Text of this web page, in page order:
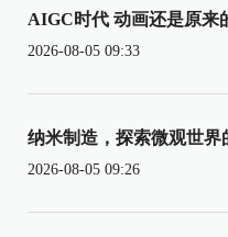
AIGC时代 动画还是原来
2026-08-05 09:33
纳米制造，探索微观世界
2026-08-05 09:26